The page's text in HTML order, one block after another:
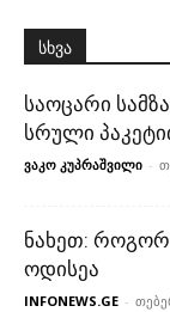
სხვა
საოცარი
სრული
ვაკო კუპრაშვილი -
ნახეთ:
ოდისეა
INFONEWS.GE -